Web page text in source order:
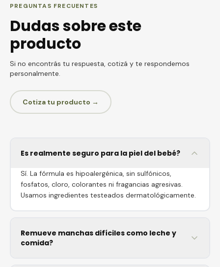
PREGUNTAS FRECUENTES
Dudas sobre este
producto
Si no encontrás tu respuesta, cotizá y te respondemos
personalmente.
Cotiza tu producto →
Es realmente seguro para la piel del bebé?
Sí. La fórmula es hipoalergénica, sin sulfónicos,
fosfatos, cloro, colorantes ni fragancias agresivas.
Usamos ingredientes testeados dermatológicamente.
Remueve manchas difíciles como leche y
comida?